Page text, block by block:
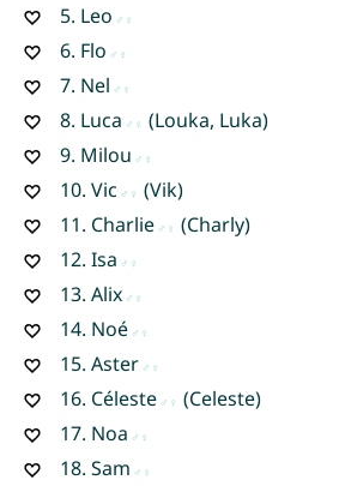
5. Leo
6. Flo
7. Nel
8. Luca
(Louka, Luka)
9. Milou
10. Vic
(Vik)
11. Charlie
(Charly)
12. Isa
13. Alix
14. Noé
15. Aster
16. Céleste
(Celeste)
17. Noa
18. Sam